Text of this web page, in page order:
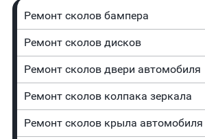
Ремонт сколов бампера
Ремонт сколов дисков
Ремонт сколов двери автомобиля
Ремонт сколов колпака зеркала
Ремонт сколов крыла автомобиля